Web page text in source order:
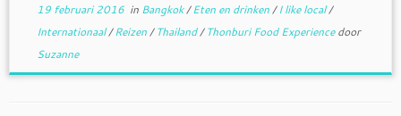
19 februari 2016in Bangkok/Eten en drinken/I like local/
Internationaal/Reizen/Thailand/Thonburi Food Experiencedoor
Suzanne